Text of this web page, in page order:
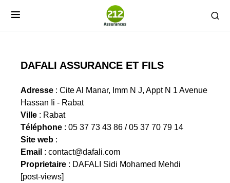
DAFALI ASSURANCE ET FILS
Adresse : Cite Al Manar, Imm N J, Appt N 1 Avenue
Hassan Ii - Rabat
Ville : Rabat
Téléphone : 05 37 73 43 86 / 05 37 70 79 14
Site web :
Email : contact@dafali.com
Proprietaire : DAFALI Sidi Mohamed Mehdi
[post-views]